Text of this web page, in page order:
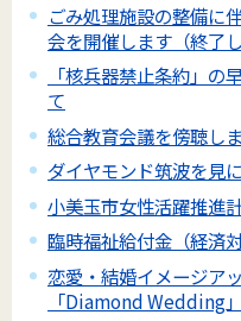
ごみ処理施設の整備に
会を開催します（終了し
「核兵器禁止条約」の
て
総合教育会議を傍聴し
ダイヤモンド筑波を見
小美玉市女性活躍推進
臨時福祉給付金（経済
恋愛・結婚イメージア
「Diamond Wedding